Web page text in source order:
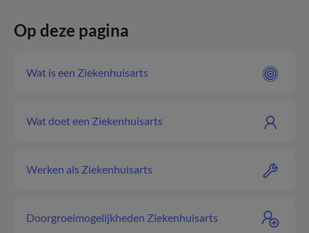
Op deze pagina
Wat is een Ziekenhuisarts
Wat doet een Ziekenhuisarts
Werken als Ziekenhuisarts
Doorgroeimogelijkheden Ziekenhuisarts